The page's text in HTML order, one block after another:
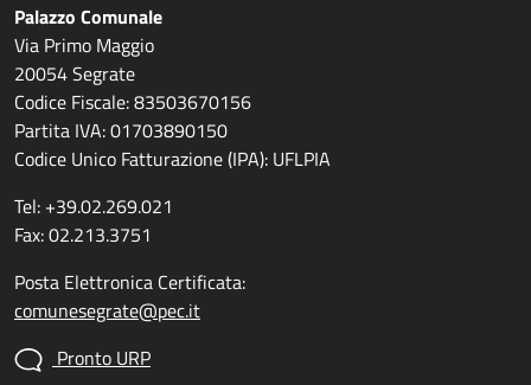
Palazzo Comunale
Via Primo Maggio
20054 Segrate
Codice Fiscale: 83503670156
Partita IVA: 01703890150
Codice Unico Fatturazione (IPA): UFLPIA
Tel: +39.02.269.021
Fax: 02.213.3751
Posta Elettronica Certificata:
comunesegrate@pec.it
Pronto URP